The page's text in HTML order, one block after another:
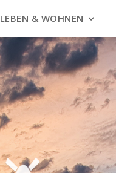
LEBEN & WOHNEN